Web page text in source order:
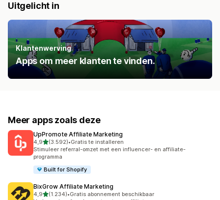
Uitgelicht in
Klantenwerving
Apps om meer klanten te vinden.
Meer apps zoals deze
UpPromote Affiliate Marketing
4,9van 5 sterren
(3.592)
3592 recensies in totaal
•Gratis te installeren
Stimuleer referral-omzet met een influencer- en affiliate-
programma
Built for Shopify
BixGrow Affiliate Marketing
4,9van 5 sterren
(1.234)
1234 recensies in totaal
•Gratis abonnement beschikbaar